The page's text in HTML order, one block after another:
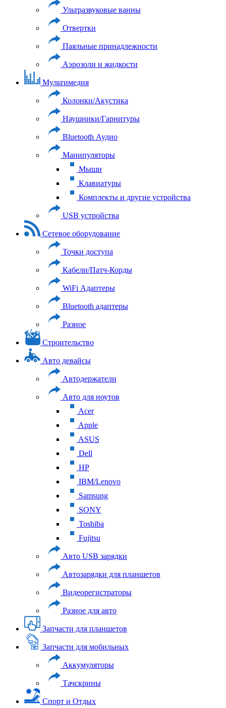
Ультразвуковые ванны
Отвертки
Паяльные принадлежности
Аэрозоли и жидкости
Мультимедия
Колонки/Акустика
Наушники/Гарнитуры
Bluetooth Аудио
Манипуляторы
Мыши
Клавиатуры
Комплекты и другие устройства
USB устройства
Сетевое оборудование
Точки доступа
Кабели/Патч-Корды
WiFi Адаптеры
Bluetooth адаптеры
Разное
Строительство
Авто девайсы
Автодержатели
Авто для ноутов
Acer
Apple
ASUS
Dell
HP
IBM/Lenovo
Samsung
SONY
Toshiba
Fujitsu
Авто USB зарядки
Автозарядки для планшетов
Видеорегистраторы
Разное для авто
Запчасти для планшетов
Запчасти для мобильных
Аккумуляторы
Тачскрины
Спорт и Отдых